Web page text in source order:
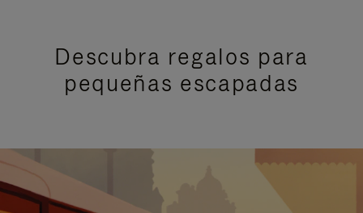
Descubra regalos para
pequeñas escapadas